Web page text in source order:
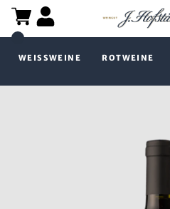
WEISSWEINE ROTWEINE